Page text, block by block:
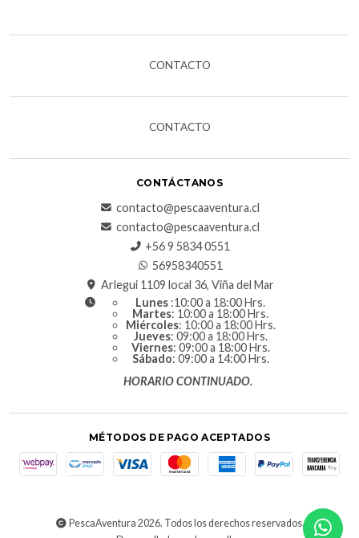
CONTACTO
CONTACTO
CONTÁCTANOS
contacto@pescaaventura.cl
contacto@pescaaventura.cl
+56 9 5834 0551
56958340551
Arlegui 1109 local 36, Viña del Mar
Lunes :10:00 a 18:00 Hrs.
Martes: 10:00 a 18:00 Hrs.
Miércoles: 10:00 a 18:00 Hrs.
Jueves: 09:00 a 18:00 Hrs.
Viernes: 09:00 a 18:00 Hrs.
Sábado: 09:00 a 14:00 Hrs.
HORARIO CONTINUADO.
MÉTODOS DE PAGO ACEPTADOS
PescaAventura 2026. Todos los derechos reservados.